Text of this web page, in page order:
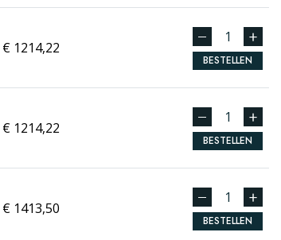
€ 1214,22
BESTELLEN
€ 1214,22
BESTELLEN
€ 1413,50
BESTELLEN